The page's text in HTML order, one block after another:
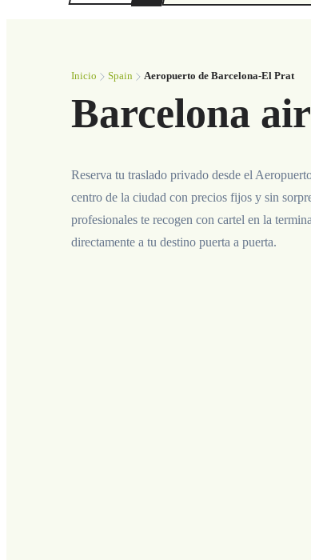
Inicio Spain Aeropuerto de Barcelona-El Prat
Barcelona
Reserva tu traslado privado desde el
centro de la ciudad con precios fijos y sin
profesionales te recogen con cartel en la
directamente a tu destino puerta a puerta.